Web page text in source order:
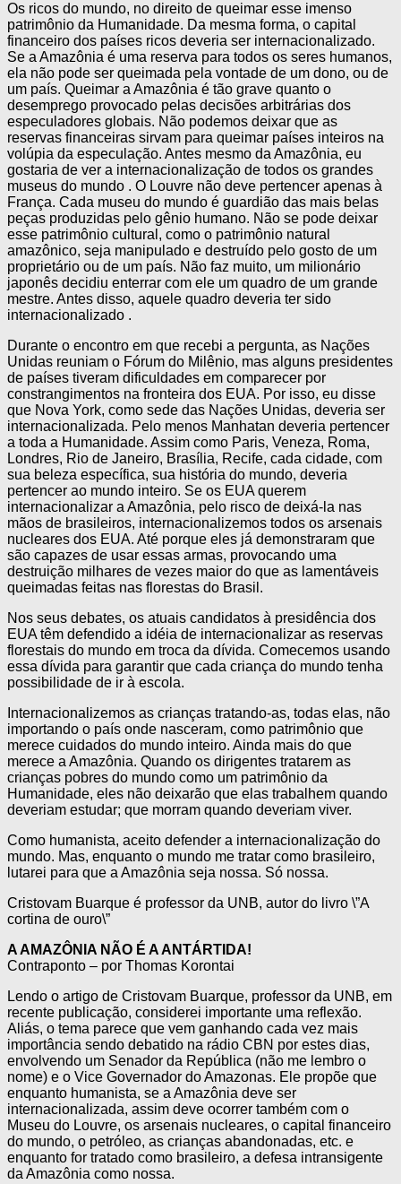
Os ricos do mundo, no direito de queimar esse imenso
patrimônio da Humanidade. Da mesma forma, o capital
financeiro dos países ricos deveria ser internacionalizado.
Se a Amazônia é uma reserva para todos os seres humanos,
ela não pode ser queimada pela vontade de um dono, ou de
um país. Queimar a Amazônia é tão grave quanto o
desemprego provocado pelas decisões arbitrárias dos
especuladores globais. Não podemos deixar que as
reservas financeiras sirvam para queimar países inteiros na
volúpia da especulação. Antes mesmo da Amazônia, eu
gostaria de ver a internacionalização de todos os grandes
museus do mundo . O Louvre não deve pertencer apenas à
França. Cada museu do mundo é guardião das mais belas
peças produzidas pelo gênio humano. Não se pode deixar
esse patrimônio cultural, como o patrimônio natural
amazônico, seja manipulado e destruído pelo gosto de um
proprietário ou de um país. Não faz muito, um milionário
japonês decidiu enterrar com ele um quadro de um grande
mestre. Antes disso, aquele quadro deveria ter sido
internacionalizado .
Durante o encontro em que recebi a pergunta, as Nações
Unidas reuniam o Fórum do Milênio, mas alguns presidentes
de países tiveram dificuldades em comparecer por
constrangimentos na fronteira dos EUA. Por isso, eu disse
que Nova York, como sede das Nações Unidas, deveria ser
internacionalizada. Pelo menos Manhatan deveria pertencer
a toda a Humanidade. Assim como Paris, Veneza, Roma,
Londres, Rio de Janeiro, Brasília, Recife, cada cidade, com
sua beleza específica, sua história do mundo, deveria
pertencer ao mundo inteiro. Se os EUA querem
internacionalizar a Amazônia, pelo risco de deixá-la nas
mãos de brasileiros, internacionalizemos todos os arsenais
nucleares dos EUA. Até porque eles já demonstraram que
são capazes de usar essas armas, provocando uma
destruição milhares de vezes maior do que as lamentáveis
queimadas feitas nas florestas do Brasil.
Nos seus debates, os atuais candidatos à presidência dos
EUA têm defendido a idéia de internacionalizar as reservas
florestais do mundo em troca da dívida. Comecemos usando
essa dívida para garantir que cada criança do mundo tenha
possibilidade de ir à escola.
Internacionalizemos as crianças tratando-as, todas elas, não
importando o país onde nasceram, como patrimônio que
merece cuidados do mundo inteiro. Ainda mais do que
merece a Amazônia. Quando os dirigentes tratarem as
crianças pobres do mundo como um patrimônio da
Humanidade, eles não deixarão que elas trabalhem quando
deveriam estudar; que morram quando deveriam viver.
Como humanista, aceito defender a internacionalização do
mundo. Mas, enquanto o mundo me tratar como brasileiro,
lutarei para que a Amazônia seja nossa. Só nossa.
Cristovam Buarque é professor da UNB, autor do livro \”A
cortina de ouro\”
A AMAZÔNIA NÃO É A ANTÁRTIDA!
Contraponto – por Thomas Korontai
Lendo o artigo de Cristovam Buarque, professor da UNB, em
recente publicação, considerei importante uma reflexão.
Aliás, o tema parece que vem ganhando cada vez mais
importância sendo debatido na rádio CBN por estes dias,
envolvendo um Senador da República (não me lembro o
nome) e o Vice Governador do Amazonas. Ele propõe que
enquanto humanista, se a Amazônia deve ser
internacionalizada, assim deve ocorrer também com o
Museu do Louvre, os arsenais nucleares, o capital financeiro
do mundo, o petróleo, as crianças abandonadas, etc. e
enquanto for tratado como brasileiro, a defesa intransigente
da Amazônia como nossa.